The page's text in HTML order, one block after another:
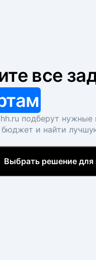
все
подберут нужные
бюджет и найти
Выбрать решение для